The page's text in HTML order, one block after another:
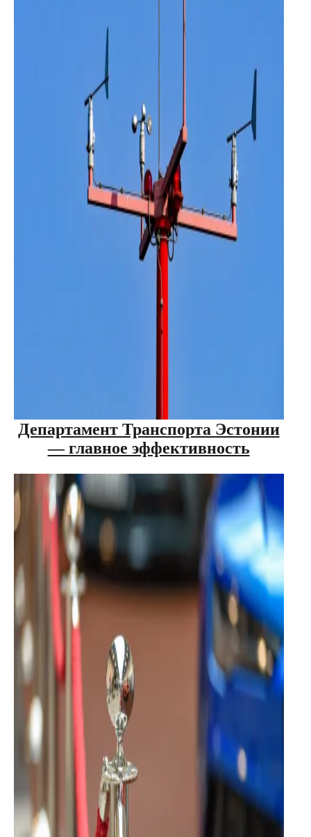
Департамент Транспорта Эстонии
— главное эффективность